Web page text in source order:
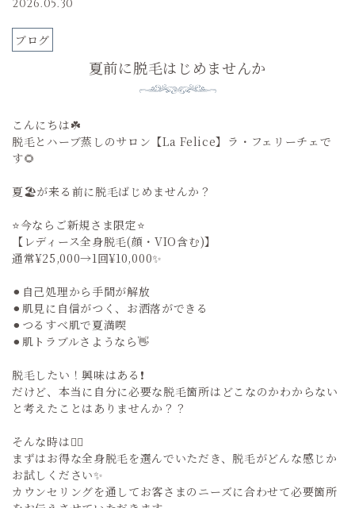
2026.05.30
ブログ
夏前に脱毛はじめませんか
こんにちは☘️
脱毛とハーブ蒸しのサロン【La Felice】ラ・フェリーチェで
す🌻
夏🏖️が来る前に脱毛ばじめませんか？
⭐️今ならご新規さま限定⭐️
【レディース全身脱毛(顔・VIO含む)】
通常¥25,000→1回¥10,000✨
⚫︎自己処理から手間が解放
⚫︎肌見に自信がつく、お洒落ができる
⚫︎つるすべ肌で夏満喫
⚫︎肌トラブルさようなら👋
脱毛したい！興味はある❗️
だけど、本当に自分に必要な脱毛箇所はどこなのかわからない
と考えたことはありませんか？？
そんな時は☝🏻
まずはお得な全身脱毛を選んでいただき、脱毛がどんな感じか
お試しください✨
カウンセリングを通してお客さまのニーズに合わせて必要箇所